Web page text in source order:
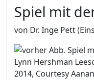
Spiel mit
von Dr. Inge Pett
Lynn Hershman
2014, Courtesy